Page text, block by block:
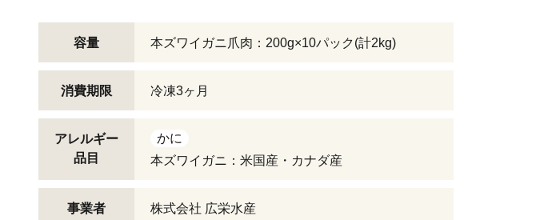
容量 本ズワイガニ爪肉：200g×10パック(計2kg)
消費期限 冷凍3ヶ月
アレルギー
品目
かに
本ズワイガニ：米国産・カナダ産
事業者 株式会社 広栄水産